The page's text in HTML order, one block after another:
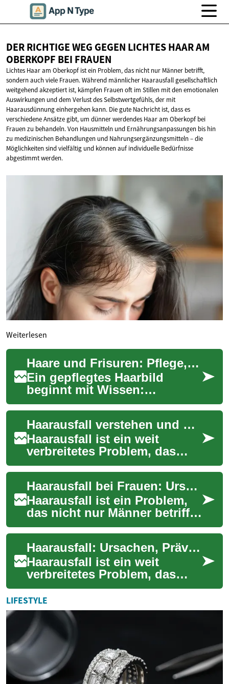
DER RICHTIGE WEG GEGEN LICHTES HAAR AM
OBERKOPF BEI FRAUEN
Lichtes Haar am Oberkopf ist ein Problem, das nicht nur Männer betrifft,
sondern auch viele Frauen. Während männlicher Haarausfall gesellschaftlich
weitgehend akzeptiert ist, kämpfen Frauen oft im Stillen mit den emotionalen
Auswirkungen und dem Verlust des Selbstwertgefühls, der mit
Haarausdünnung einhergehen kann. Die gute Nachricht ist, dass es
verschiedene Ansätze gibt, um dünner werdendes Haar am Oberkopf bei
Frauen zu behandeln. Von Hausmitteln und Ernährungsanpassungen bis hin
zu medizinischen Behandlungen und Nahrungsergänzungsmitteln – die
Möglichkeiten sind vielfältig und können auf individuelle Bedürfnisse
abgestimmt werden.
Weiterlesen
Haare und Frisuren: Pflege, Schnitt und Styling verstehen
Ein gepflegtes Haarbild
beginnt mit Wissen:
Haarstruktur, Schnitttechnik
und passendes Styling
bestimmen, wie eine Fr...
Haarausfall verstehen und behandeln: Lösungen für Frauen und Männer
Haarausfall ist ein weit
verbreitetes Problem, das
sowohl Frauen als auch
Männer betreffen kann. Es
kann verschiedene...
Haarausfall bei Frauen: Ursachen, Behandlungen und Lösungen
Haarausfall ist ein Problem,
das nicht nur Männer betrifft.
Viele Frauen leiden ebenfalls
unter diesem belastenden
Zu...
Haarausfall: Ursachen, Prävention und Behandlung
Haarausfall ist ein weit
verbreitetes Problem, das
sowohl Männer als auch
Frauen betreffen kann. Es
kann nicht nur da...
LIFESTYLE